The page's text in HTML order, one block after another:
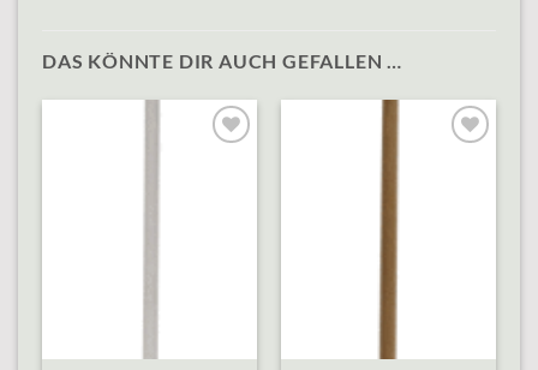
DAS KÖNNTE DIR AUCH GEFALLEN …